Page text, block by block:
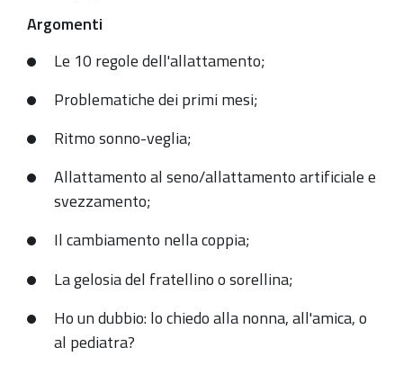
17T16:30:00+02:00
Accesso
tutte
mamme
previa
iscrizione
e-
mail.
Argomenti
Le 10 regole dell'allattamento;
Problematiche dei primi mesi;
Ritmo sonno-veglia;
Allattamento al seno/allattamento artificiale e
svezzamento;
Il cambiamento nella coppia;
La gelosia del fratellino o sorellina;
Ho un dubbio: lo chiedo alla nonna, all'amica, o
al pediatra?